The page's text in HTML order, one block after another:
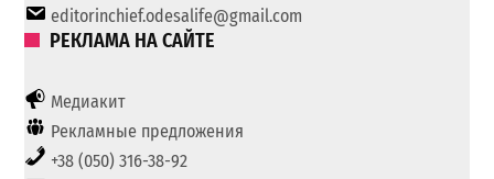
editorinchief.odesalife@gmail.com
РЕКЛАМА НА САЙТЕ
Медиакит
Рекламные предложения
+38 (050) 316-38-92